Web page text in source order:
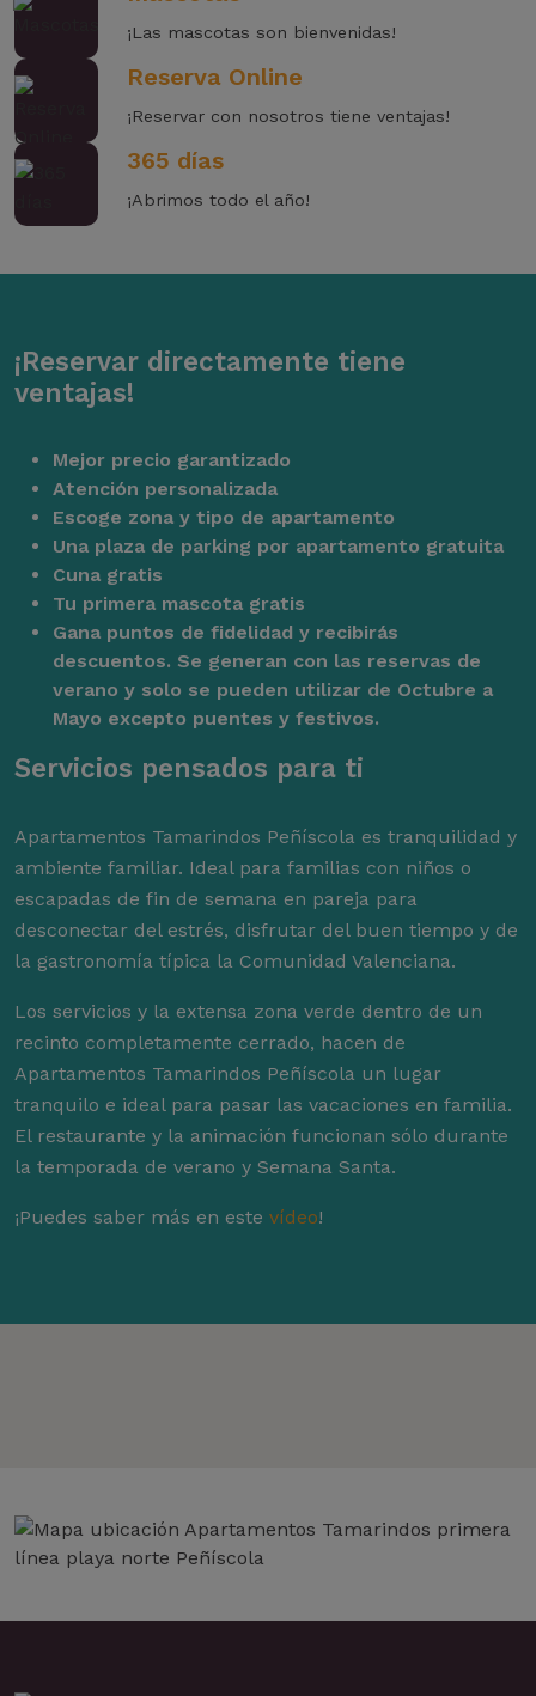
¡Las mascotas son bienvenidas!
Reserva Online
¡Reservar con nosotros tiene ventajas!
365 días
¡Abrimos todo el año!
¡Reservar directamente tiene
ventajas!
Mejor precio garantizado
Atención personalizada
Escoge zona y tipo de apartamento
Una plaza de parking por apartamento gratuita
Cuna gratis
Tu primera mascota gratis
Gana puntos de fidelidad y recibirás
descuentos. Se generan con las reservas de
verano y solo se pueden utilizar de Octubre a
Mayo excepto puentes y festivos.
Servicios pensados para ti
Apartamentos Tamarindos Peñíscola es tranquilidad y
ambiente familiar. Ideal para familias con niños o
escapadas de fin de semana en pareja para
desconectar del estrés, disfrutar del buen tiempo y de
la gastronomía típica la Comunidad Valenciana.
Los servicios y la extensa zona verde dentro de un
recinto completamente cerrado, hacen de
Apartamentos Tamarindos Peñíscola un lugar
tranquilo e ideal para pasar las vacaciones en familia.
El restaurante y la animación funcionan sólo durante
la temporada de verano y Semana Santa.
¡Puedes saber más en este vídeo!